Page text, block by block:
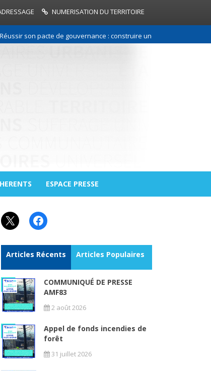
NUMERISATION DU TERRITOIRE
son pacte de gouvernance : construire une relation de
ESPACE PRESSE
X Facebook
Articles Récents Articles Populaires
COMMUNIQUÉ DE PRESSE
AMF83
2 août 2026
Appel de fonds incendies de
forêt
31 juillet 2026